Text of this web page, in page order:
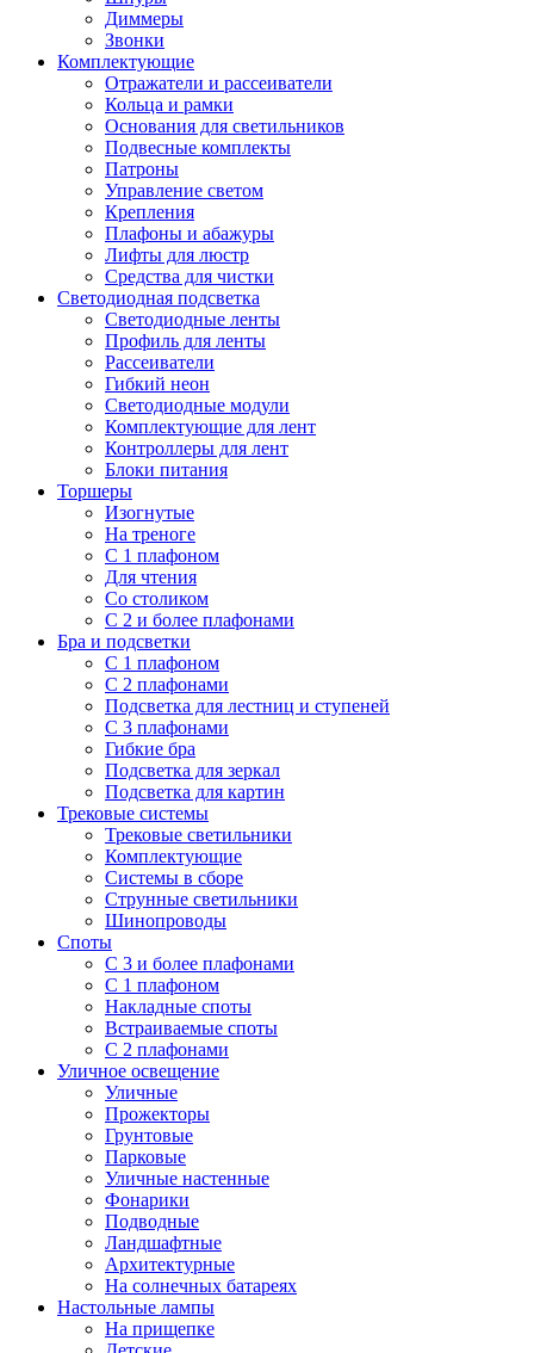
Диммеры
Звонки
Комплектующие
Отражатели и рассеиватели
Кольца и рамки
Основания для светильников
Подвесные комплекты
Патроны
Управление светом
Крепления
Плафоны и абажуры
Лифты для люстр
Средства для чистки
Светодиодная подсветка
Светодиодные ленты
Профиль для ленты
Рассеиватели
Гибкий неон
Светодиодные модули
Комплектующие для лент
Контроллеры для лент
Блоки питания
Торшеры
Изогнутые
На треноге
С 1 плафоном
Для чтения
Со столиком
С 2 и более плафонами
Бра и подсветки
С 1 плафоном
С 2 плафонами
Подсветка для лестниц и ступеней
С 3 плафонами
Гибкие бра
Подсветка для зеркал
Подсветка для картин
Трековые системы
Трековые светильники
Комплектующие
Системы в сборе
Струнные светильники
Шинопроводы
Споты
С 3 и более плафонами
С 1 плафоном
Накладные споты
Встраиваемые споты
С 2 плафонами
Уличное освещение
Уличные
Прожекторы
Грунтовые
Парковые
Уличные настенные
Фонарики
Подводные
Ландшафтные
Архитектурные
На солнечных батареях
Настольные лампы
На прищепке